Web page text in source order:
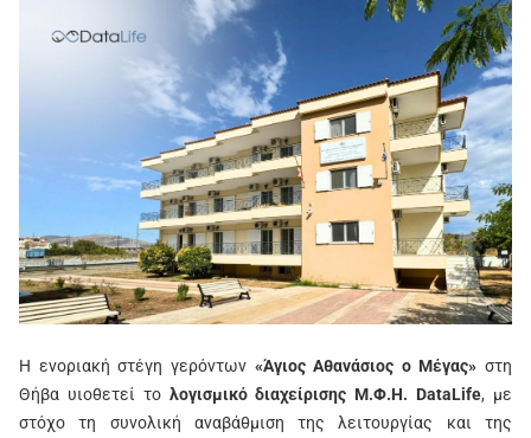
Η ενοριακή στέγη γερόντων «Άγιος Αθανάσιος ο Μέγας» στη
Θήβα υιοθετεί το λογισμικό διαχείρισης Μ.Φ.Η. DataLife, με
στόχο τη συνολική αναβάθμιση της λειτουργίας και της